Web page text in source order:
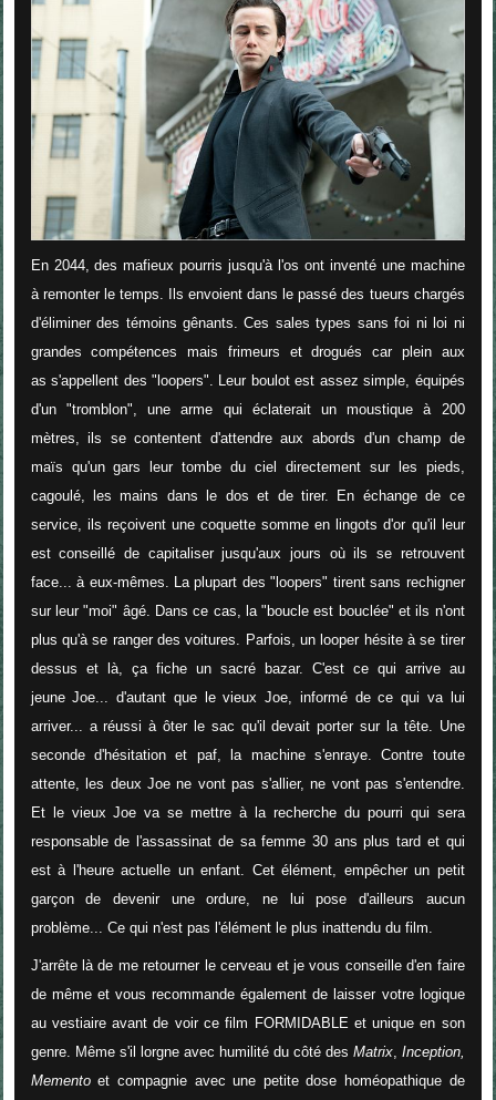
En 2044, des mafieux pourris jusqu'à l'os ont inventé une machine
à remonter le temps. Ils envoient dans le passé des tueurs chargés
d'éliminer des témoins gênants. Ces sales types sans foi ni loi ni
grandes compétences mais frimeurs et drogués car plein aux
as s'appellent des "loopers". Leur boulot est assez simple, équipés
d'un "tromblon", une arme qui éclaterait un moustique à 200
mètres, ils se contentent d'attendre aux abords d'un champ de
maïs qu'un gars leur tombe du ciel directement sur les pieds,
cagoulé, les mains dans le dos et de tirer. En échange de ce
service, ils reçoivent une coquette somme en lingots d'or qu'il leur
est conseillé de capitaliser jusqu'aux jours où ils se retrouvent
face... à eux-mêmes. La plupart des "loopers" tirent sans rechigner
sur leur "moi" âgé. Dans ce cas, la "boucle est bouclée" et ils n'ont
plus qu'à se ranger des voitures. Parfois, un looper hésite à se tirer
dessus et là, ça fiche un sacré bazar. C'est ce qui arrive au
jeune Joe... d'autant que le vieux Joe, informé de ce qui va lui
arriver... a réussi à ôter le sac qu'il devait porter sur la tête. Une
seconde d'hésitation et paf, la machine s'enraye. Contre toute
attente, les deux Joe ne vont pas s'allier, ne vont pas s'entendre.
Et le vieux Joe va se mettre à la recherche du pourri qui sera
responsable de l'assassinat de sa femme 30 ans plus tard et qui
est à l'heure actuelle un enfant. Cet élément, empêcher un petit
garçon de devenir une ordure, ne lui pose d'ailleurs aucun
problème... Ce qui n'est pas l'élément le plus inattendu du film.
J'arrête là de me retourner le cerveau et je vous conseille d'en faire
de même et vous recommande également de laisser votre logique
au vestiaire avant de voir ce film FORMIDABLE et unique en son
genre. Même s'il lorgne avec humilité du côté des Matrix, Inception,
Mementoet compagnie avec une petite dose homéopathique de